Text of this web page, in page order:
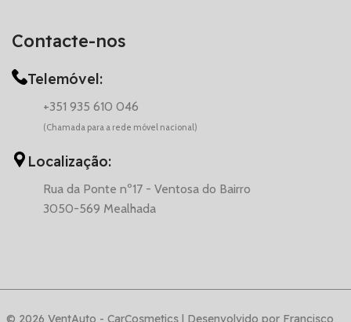
Contacte-nos
Telemóvel:
+351 935 610 046
(Chamada para a rede móvel nacional)
Localização:
Rua da Ponte nº17 - Ventosa do Bairro
3050-569 Mealhada